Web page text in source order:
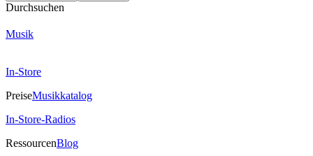
Durchsuchen
Musik
In-Store
PreiseMusikkatalog
In-Store-Radios
RessourcenBlog